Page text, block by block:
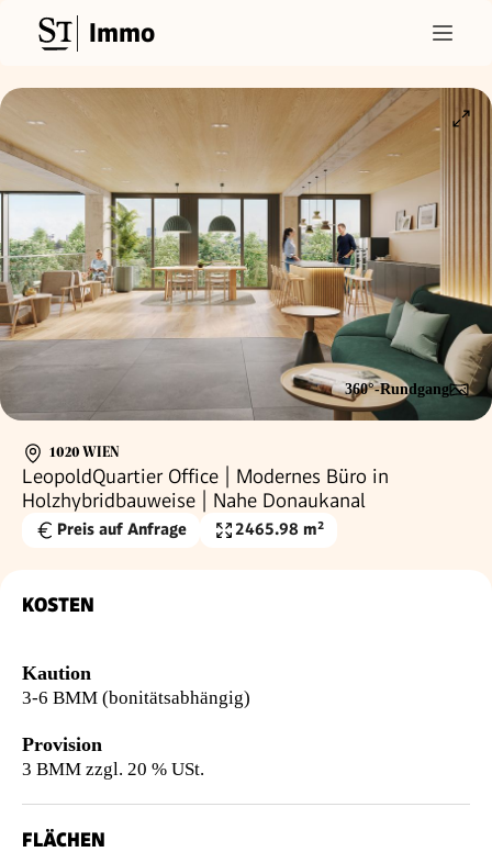
Immo
360°-Rundgang
1020 WIEN
LeopoldQuartier Office | Modernes Büro in
Holzhybridbauweise | Nahe Donaukanal
Preis auf Anfrage Nutzfläche
2465.98 m²
KOSTEN
Kaution
3-6 BMM (bonitätsabhängig)
Provision
3 BMM zzgl. 20 % USt.
FLÄCHEN